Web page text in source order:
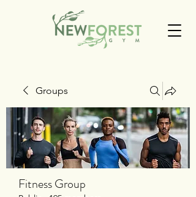
Groups
Fitness Group